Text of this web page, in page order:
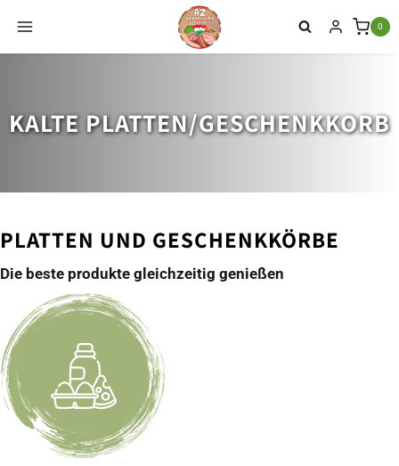
Inhalt
springen
0
KALTE PLATTEN/GESCHENKKORB
PLATTEN UND GESCHENKKÖRBE
Die beste produkte gleichzeitig genießen